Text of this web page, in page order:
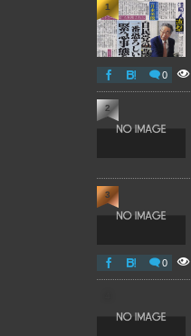
0
1
2
0
3